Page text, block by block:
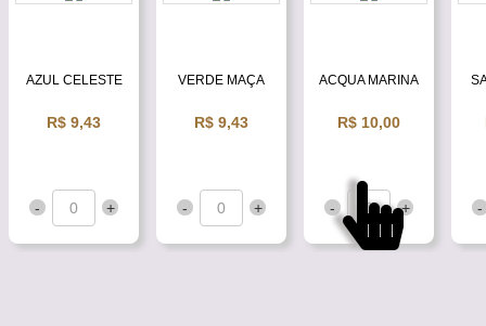
AZUL CELESTE
R$ 9,43
- +
VERDE MAÇA
R$ 9,43
- +
ACQUA MARINA
R$ 10,00
- + -